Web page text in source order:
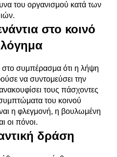
του οργανισμού κατά των
ιών.
στο κοινό
στο συμπέρασμα ότι η λήψη
να συντομεύσει την
τους πάσχοντες
του κοινού
η φλεγμονή, η βουλωμένη
οι πόνοι.
δράση